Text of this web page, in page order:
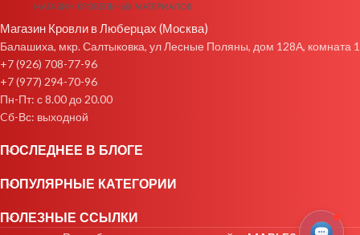
Магазин Кровли в Люберцах (Москва)
Балашиха, мкр. Салтыковка, ул Лесные Поляны, дом 128А, комната 1
+7 (926) 708-77-96
+7 (977) 294-70-96
Пн-Пт: с 8.00 до 20.00
Cб-Вс: выходной
ПОСЛЕДНЕЕ В БЛОГЕ
ПОПУЛЯРНЫЕ КАТЕГОРИИ
ПОЛЕЗНЫЕ ССЫЛКИ